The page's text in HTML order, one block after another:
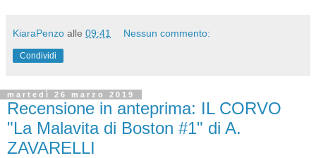
KiaraPenzo alle 09:41 Nessun commento:
Condividi
martedì 26 marzo 2019
Recensione in anteprima: IL CORVO
"La Malavita di Boston #1" di A.
ZAVARELLI